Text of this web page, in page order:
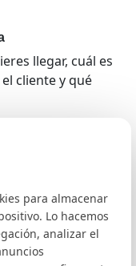
llegar, cuál es
cliente y qué
conversiones,
según la
intereses,
para almacenar
Lo hacemos
analizar el